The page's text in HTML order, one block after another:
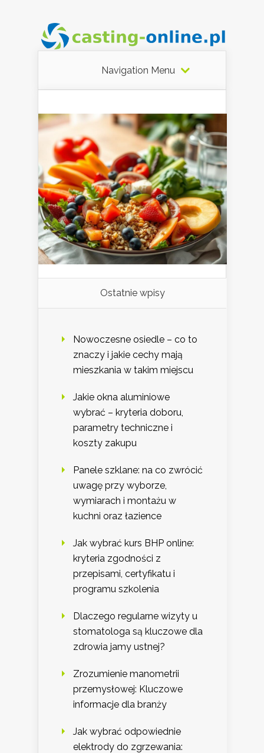
Navigation Menu
Ostatnie wpisy
Nowoczesne osiedle – co to
znaczy i jakie cechy mają
mieszkania w takim miejscu
Jakie okna aluminiowe
wybrać – kryteria doboru,
parametry techniczne i
koszty zakupu
Panele szklane: na co zwrócić
uwagę przy wyborze,
wymiarach i montażu w
kuchni oraz łazience
Jak wybrać kurs BHP online:
kryteria zgodności z
przepisami, certyfikatu i
programu szkolenia
Dlaczego regularne wizyty u
stomatologa są kluczowe dla
zdrowia jamy ustnej?
Zrozumienie manometrii
przemysłowej: Kluczowe
informacje dla branży
Jak wybrać odpowiednie
elektrody do zgrzewania: